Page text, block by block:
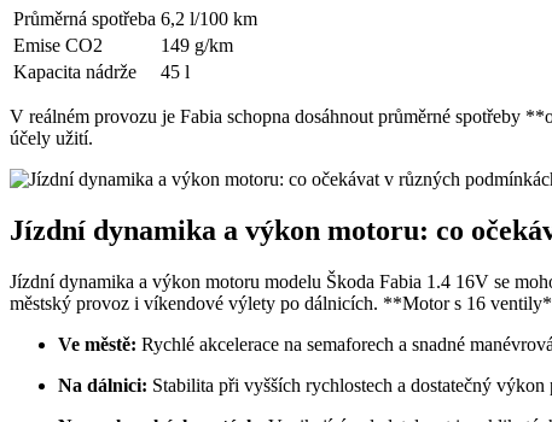
Průměrná spotřeba 6,2 l/100 km
Emise CO2
149 g/km
Kapacita nádrže
45 l
V reálném provozu je Fabia schopna dosáhnout průměrné spotřeby
účely užití.
Jízdní dynamika a výkon motoru: co
Jízdní dynamika a výkon motoru modelu Škoda Fabia 1.4 16V se
městský provoz i víkendové výlety po dálnicích. **Motor s 16
Ve městě: Rychlé akcelerace na semaforech a snadné
Na dálnici: Stabilita při vyšších rychlostech a dostatečný výkon